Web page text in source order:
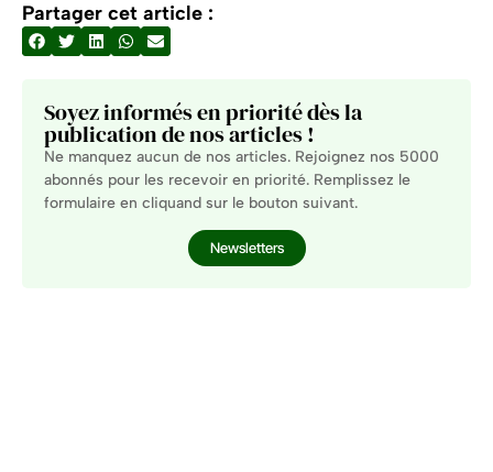
Partager cet article :
Soyez informés en priorité dès la
publication de nos articles !
Ne manquez aucun de nos articles. Rejoignez nos 5000
abonnés pour les recevoir en priorité. Remplissez le
formulaire en cliquand sur le bouton suivant.
Newsletters